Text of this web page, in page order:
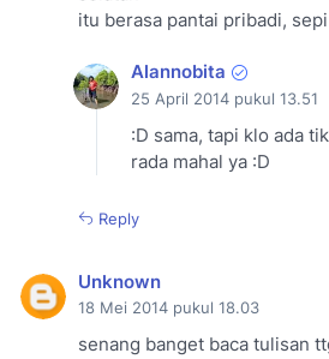
itu berasa pantai pribadi,
Alannobita
25 April 2014 pukul 13.51
:D sama, tapi klo ada
rada mahal ya :D
Reply
Unknown
18 Mei 2014 pukul 18.03
senang banget baca tulisan